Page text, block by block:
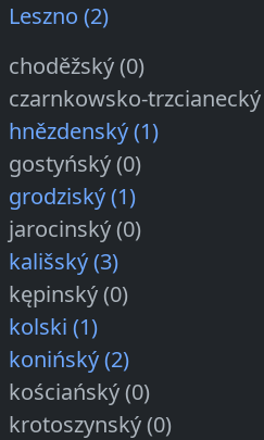
Leszno (2)
choděžský (0)
czarnkowsko-trzcianecký
hnězdenský (1)
gostyńský (0)
grodziský (1)
jarocinský (0)
kališský (3)
kępinský (0)
kolski (1)
konińský (2)
kościańský (0)
krotoszynský (0)